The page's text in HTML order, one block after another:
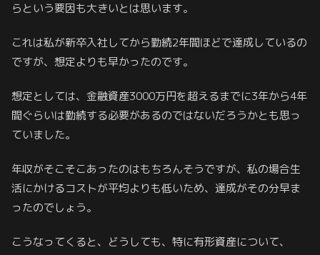
らという要因も大きいとは思います。
これは私が新卒入社してから勤続2年間ほどで達成しているの
ですが、想定よりも早かったのです。
想定としては、金融資産3000万円を超えるまでに3年から4年
間ぐらいは勤続する必要があるのではないだろうかとも思っ
ていました。
年収がそこそこあったのはもちろんそうですが、私の場合生
活にかけるコストが平均よりも低いため、達成がその分早ま
ったのでしょう。
こうなってくると、どうしても、特に有形資産について、